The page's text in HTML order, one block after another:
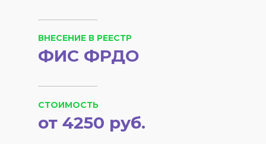
ВНЕСЕНИЕ В РЕЕСТР
ФИС ФРДО
СТОИМОСТЬ
от 4250 руб.